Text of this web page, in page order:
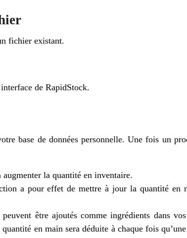
fichier existant.
de RapidStock.
base de données personnelle. Une fois un
la quantité en inventaire.
a pour effet de mettre à jour la quantité en
être ajoutés comme ingrédients dans vos
en main sera déduite à chaque fois